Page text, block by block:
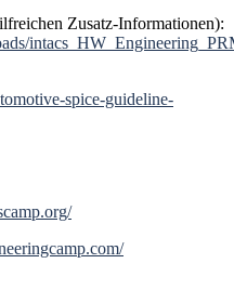
Zusatz-Informationen):
spice-guideline-